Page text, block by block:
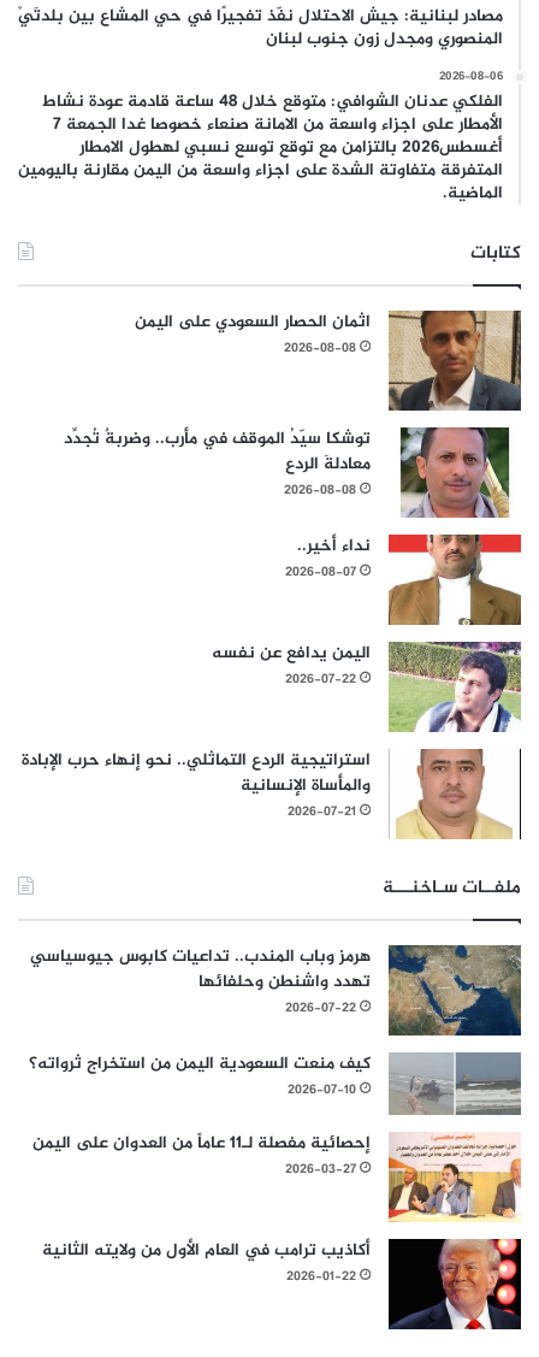
مصادر لبنانية: جيش الاحتلال نفّذ تفجيرًا في حي المشاع بين بلدتَيْ
المنصوري ومجدل زون جنوب لبنان
2026-08-06
الفلكي عدنان الشوافي: متوقع خلال 48 ساعة قادمة عودة نشاط
الأمطار على اجزاء واسعة من الامانة صنعاء خصوصا غدا الجمعة 7
أغسطس2026 بالتزامن مع توقع توسع نسبي لهطول الامطار
المتفرقة متفاوتة الشدة على اجزاء واسعة من اليمن مقارنة باليومين
الماضية.
كتابات
اثمان الحصار السعودي على اليمن
2026-08-08
توشكا سيّدُ الموقف في مأرب.. وضربةٌ تُجدِّد
معادلةَ الردع
2026-08-08
نداء أخير..
2026-08-07
اليمن يدافع عن نفسه
2026-07-22
استراتيجية الردع التماثلي.. نحو إنهاء حرب الإبادة
والمأساة الإنسانية
2026-07-21
ملفــات سـاخنـــة
هرمز وباب المندب.. تداعيات كابوس جيوسياسي
تهدد واشنطن وحلفائها
2026-07-22
كيف منعت السعودية اليمن من استخراج ثرواته؟
2026-07-10
إحصائية مفصلة لـ11 عاماً من العدوان على اليمن
2026-03-27
أكاذيب ترامب في العام الأول من ولايته الثانية
2026-01-22